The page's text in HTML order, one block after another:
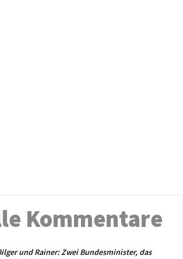
Kommentare
und Rainer: Zwei Bundesminister, das